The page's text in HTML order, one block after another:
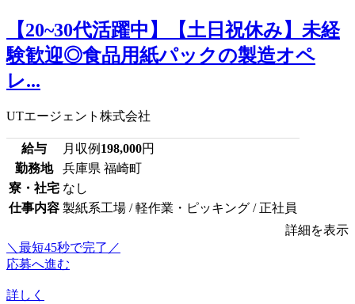
【20~30代活躍中】【土日祝休み】未経
験歓迎◎食品用紙パックの製造オペ
レ...
UTエージェント株式会社
給与 月収例 198,000円
勤務地
兵庫県 福崎町
寮・社宅 なし
仕事内容 製紙系工場 / 軽作業・ピッキング / 正社員
詳細を表示
＼最短45秒で完了／
応募へ進む
詳しく